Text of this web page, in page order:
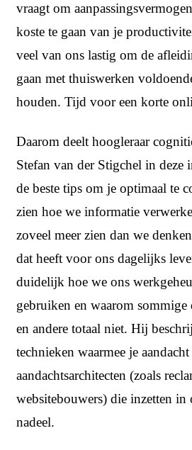
vraagt om
koste te gaan van je
veel van ons lastig om de
gaan met thuiswerken
houden. Tijd voor een korte
Daarom deelt hoogleraar
Stefan van der Stigchel in deze
de beste tips om je optimaal te
zien hoe we informatie
zoveel meer zien dan we
dat heeft voor ons dagelijks
duidelijk hoe we ons
gebruiken en waarom
en andere totaal niet. Hij
technieken waarmee je
aandachtsarchitecten (zoals
websitebouwers) die inzetten in
nadeel.